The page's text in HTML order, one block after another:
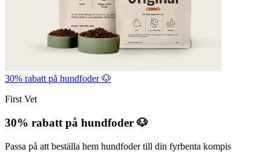
30% rabatt på hundfoder 🐶
First Vet
30% rabatt på hundfoder 🐶
Passa på att beställa hem hundfoder till din fyrbenta kompis